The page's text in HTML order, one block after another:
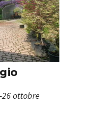
26 ottobre